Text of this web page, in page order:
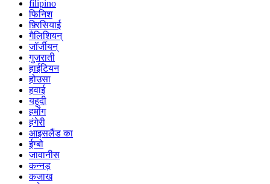
filipino
फिनिश
फ़्रिसियाई
गैलिशियन्
जॉर्जीयन्
गुजराती
हाईटियन
होउसा
हवाई
यहूदी
हमोंग
हंगेरी
आइसलैंड का
ईग्बो
जावानीस
कन्नड़
कजाख